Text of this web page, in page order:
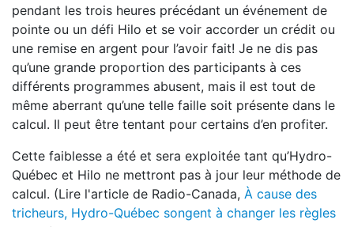
pendant les trois heures précédant un événement de
pointe ou un défi Hilo et se voir accorder un crédit ou
une remise en argent pour l’avoir fait! Je ne dis pas
qu’une grande proportion des participants à ces
différents programmes abusent, mais il est tout de
même aberrant qu’une telle faille soit présente dans le
calcul. Il peut être tentant pour certains d’en profiter.
Cette faiblesse a été et sera exploitée tant qu’Hydro-
Québec et Hilo ne mettront pas à jour leur méthode de
calcul. (Lire l'article de Radio-Canada, À cause des
tricheurs, Hydro-Québec songent à changer les règles